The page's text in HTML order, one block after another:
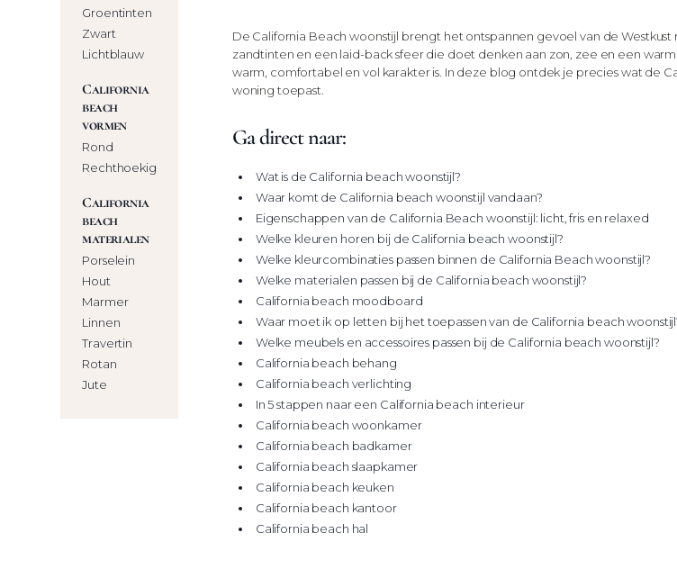
Groentinten
Zwart
Lichtblauw
California
beach
vormen
Rond
Rechthoekig
California
beach
materialen
Porselein
Hout
Marmer
Linnen
Travertin
Rotan
Jute
De California Beach woonstijl brengt het ontspannen gevoel van de
zandtinten en een laid-back sfeer die doet denken aan zon, zee en een
warm, comfortabel en vol karakter is. In deze blog ontdek je precies wat de
woning toepast.
Ga direct naar:
Wat is de California beach woonstijl?
Waar komt de California beach woonstijl vandaan?
Eigenschappen van de California Beach woonstijl: licht, fris en relaxed
Welke kleuren horen bij de California beach woonstijl?
Welke kleurcombinaties passen binnen de California Beach woonstijl?
Welke materialen passen bij de California beach woonstijl?
California beach moodboard
Waar moet ik op letten bij het toepassen van de California beach
Welke meubels en accessoires passen bij de California beach woonstijl?
California beach behang
California beach verlichting
In 5 stappen naar een California beach interieur
California beach woonkamer
California beach badkamer
California beach slaapkamer
California beach keuken
California beach kantoor
California beach hal